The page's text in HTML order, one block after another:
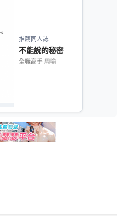
推薦同人誌
不能說的秘密
全職高手 周喻